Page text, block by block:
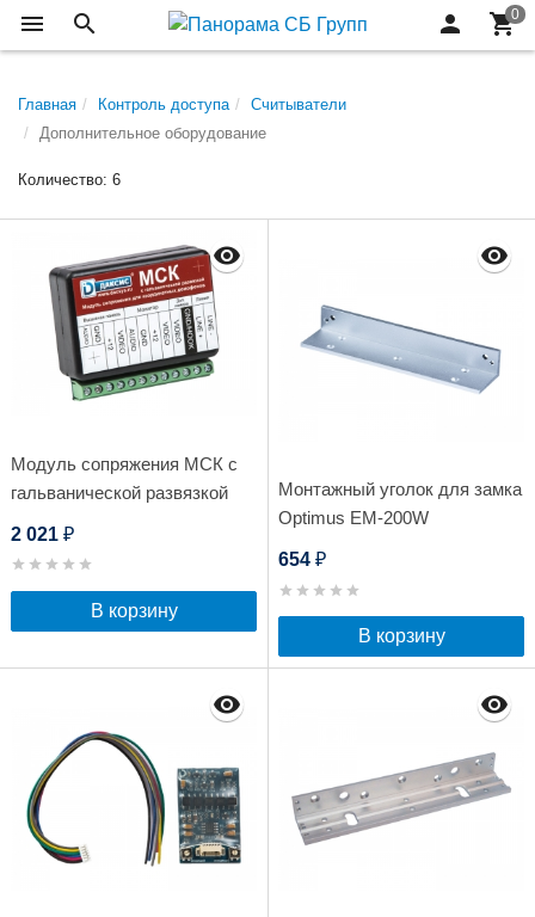
Главная Контроль доступа
Считыватели
Дополнительное оборудование
Количество: 6
Модуль сопряжения МСК с
гальванической развязкой
2 021 ₽
В корзину
Монтажный уголок для замка
Optimus EM-200W
654 ₽
В корзину